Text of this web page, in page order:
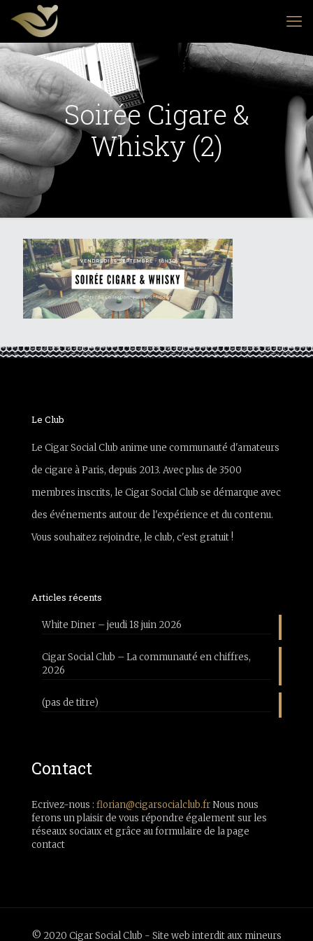
Soirée Cigare &
Whisky (2)
Le Club
Le Cigar Social Club anime une communauté d'amateurs
de cigare à Paris, depuis 2013. Avec plus de 3500
membres inscrits, le Cigar Social Club se démarque avec
des événements autour de l'expérience et du contenu.
Vous souhaitez rejoindre, le club, c'est gratuit !
Articles récents
White Diner – jeudi 18 juin 2026
Cigar Social Club – La communauté en chiffres,
2026
(pas de titre)
Contact
Ecrivez-nous : florian@cigarsocialclub.frNous nous
ferons un plaisir de vous répondre également sur les
réseaux sociaux et grâce au formulaire de la page
contact
© 2020 Cigar Social Club - Site web interdit aux mineurs